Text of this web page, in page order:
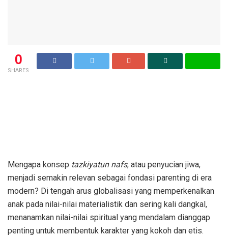
0
SHARES
Mengapa konsep tazkiyatun nafs, atau penyucian jiwa,
menjadi semakin relevan sebagai fondasi parenting di era
modern? Di tengah arus globalisasi yang memperkenalkan
anak pada nilai-nilai materialistik dan sering kali dangkal,
menanamkan nilai-nilai spiritual yang mendalam dianggap
penting untuk membentuk karakter yang kokoh dan etis.